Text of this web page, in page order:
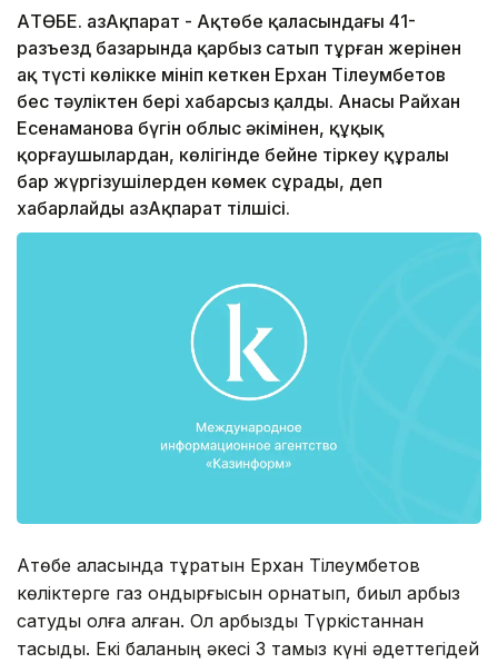
АҚТӨБЕ. ҚазАқпарат - Ақтөбе қаласындағы 41-
разъезд базарында қарбыз сатып тұрған жерінен
ақ түсті көлікке мініп кеткен Ерхан Тілеумбетов
бес тәуліктен бері хабарсыз қалды. Анасы Райхан
Есенаманова бүгін облыс әкімінен, құқық
қорғаушылардан, көлігінде бейне тіркеу құралы
бар жүргізушілерден көмек сұрады, деп
хабарлайды ҚазАқпарат тілшісі.
Ақтөбе қаласында тұратын Ерхан Тілеумбетов
көліктерге газ қондырғысын орнатып, биыл қарбыз
сатуды қолға алған. Ол қарбызды Түркістаннан
тасыды. Екі баланың әкесі 3 тамыз күні әдеттегідей